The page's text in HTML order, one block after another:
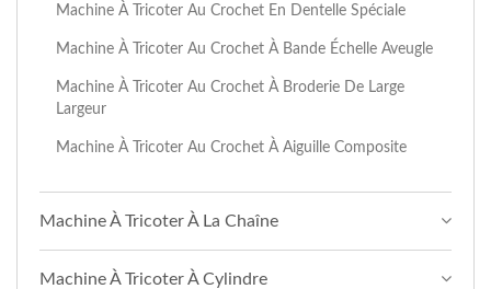
Machine À Tricoter Au Crochet En Dentelle Spéciale
Machine À Tricoter Au Crochet À Bande Échelle Aveugle
Machine À Tricoter Au Crochet À Broderie De Large
Largeur
Machine À Tricoter Au Crochet À Aiguille Composite
Machine À Tricoter À La Chaîne
Machine À Tricoter À Cylindre